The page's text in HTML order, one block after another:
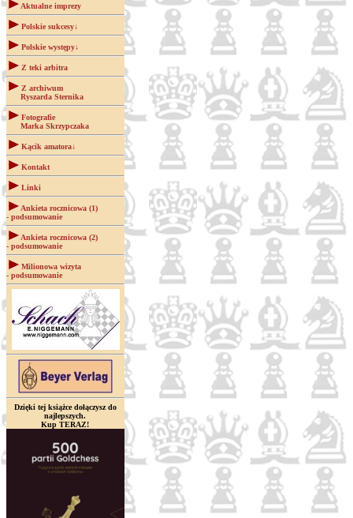
Aktualne imprezy
Polskie sukcesy↓
Polskie występy↓
Z teki arbitra
Z archiwum
Ryszarda Sternika
Fotografie
Marka Skrzypczaka
Kącik amatora↓
Kontakt
Linki
Ankieta rocznicowa (1)
- podsumowanie
Ankieta rocznicowa (2)
- podsumowanie
Milionowa wizyta
- podsumowanie
Dzięki tej książce dołączysz do
najlepszych.
Kup TERAZ!